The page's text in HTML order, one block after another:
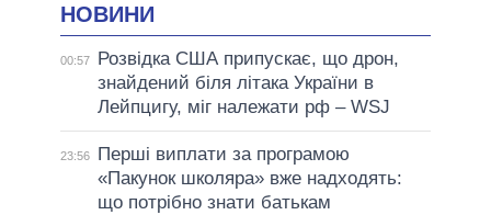
НОВИНИ
00:57
Розвідка США припускає, що дрон,
знайдений біля літака України в
Лейпцигу, міг належати рф – WSJ
23:56
Перші виплати за програмою
«Пакунок школяра» вже надходять:
що потрібно знати батькам